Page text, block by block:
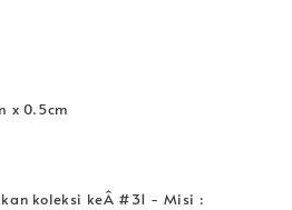
x 0.5cm
koleksi keÂ #31 - Misi :